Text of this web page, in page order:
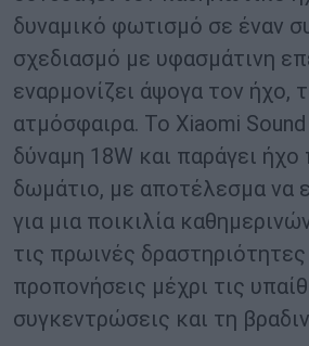
δυναμικό φωτισμό σε έναν
σχεδιασμό με υφασμάτινη
εναρμονίζει άψογα τον ήχο,
ατμόσφαιρα. To Xiaomi Sound
δύναμη 18W και παράγει ήχο
δωμάτιο, με αποτέλεσμα να
για μια ποικιλία
τις πρωινές δραστηριότητες
προπονήσεις μέχρι τις
συγκεντρώσεις και τη